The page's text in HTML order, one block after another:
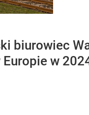
biurowiec
w